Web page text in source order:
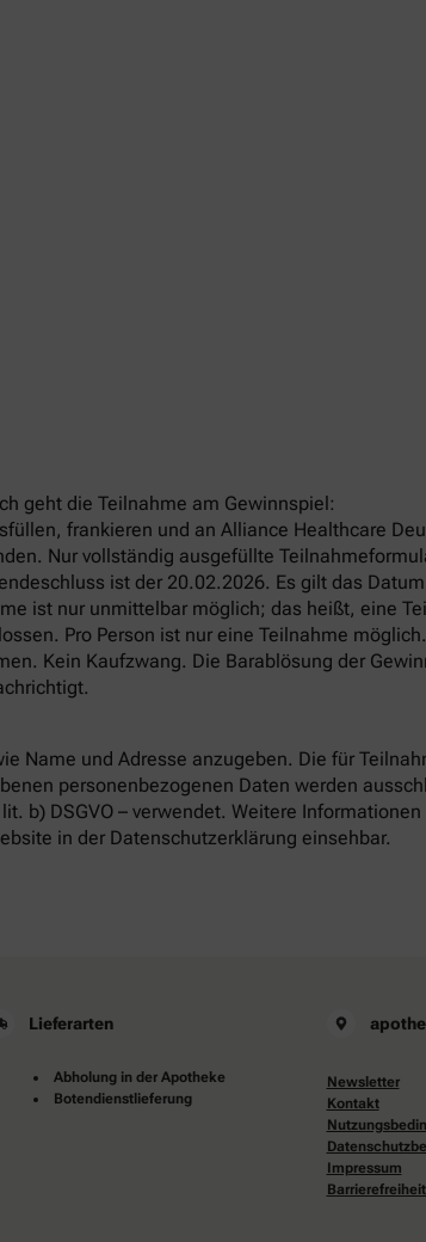
geht die Teilnahme am Gewinnspiel:
frankieren und an Alliance Healthcare
Nur vollständig ausgefüllte
ist der 20.02.2026. Es gilt das
ist nur unmittelbar möglich; das heißt, eine
Pro Person ist nur eine Teilnahme
Kein Kaufzwang. Die Barablösung der
Name und Adresse anzugeben. Die für
personenbezogenen Daten werden
b) DSGVO – verwendet. Weitere
in der Datenschutzerklärung einsehbar.
Lieferarten
Abholung in der Apotheke
Botendienstlieferung
Newsletter
Kontakt
Impressum